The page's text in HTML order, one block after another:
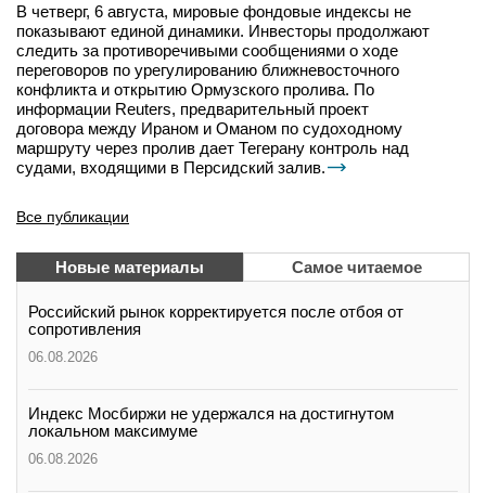
В четверг, 6 августа, мировые фондовые индексы не
показывают единой динамики. Инвесторы продолжают
следить за противоречивыми сообщениями о ходе
переговоров по урегулированию ближневосточного
конфликта и открытию Ормузского пролива. По
информации Reuters, предварительный проект
договора между Ираном и Оманом по судоходному
маршруту через пролив дает Тегерану контроль над
судами, входящими в Персидский залив.
Все публикации
Новые материалы Самое читаемое
Российский рынок корректируется после отбоя от
сопротивления
06.08.2026
Индекс Мосбиржи не удержался на достигнутом
локальном максимуме
06.08.2026